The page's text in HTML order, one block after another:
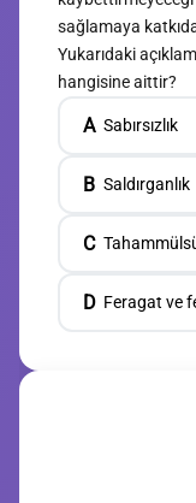
sağlamaya
Yukarıdaki
hangisine aittir?
A Sabırsızlık
B Saldırganlık
C
D Feragat ve